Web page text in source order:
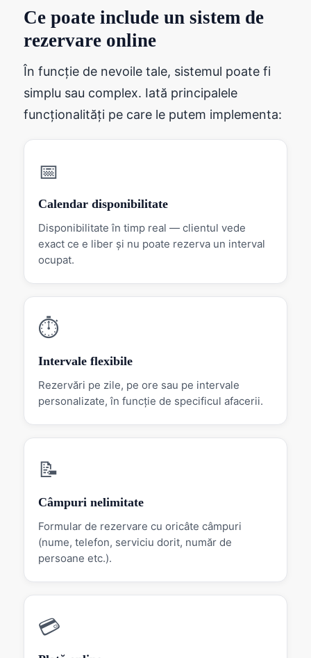
Ce poate include un sistem de
rezervare online
În funcție de nevoile tale, sistemul poate fi
simplu sau complex. Iată principalele
funcționalități pe care le putem implementa:
📅
Calendar disponibilitate
Disponibilitate în timp real — clientul vede
exact ce e liber și nu poate rezerva un interval
ocupat.
⏱
Intervale flexibile
Rezervări pe zile, pe ore sau pe intervale
personalizate, în funcție de specificul afacerii.
📝
Câmpuri nelimitate
Formular de rezervare cu oricâte câmpuri
(nume, telefon, serviciu dorit, număr de
persoane etc.).
💳